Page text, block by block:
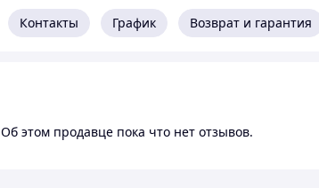
Контакты График Возврат и гарантия
Об этом продавце пока что нет отзывов.